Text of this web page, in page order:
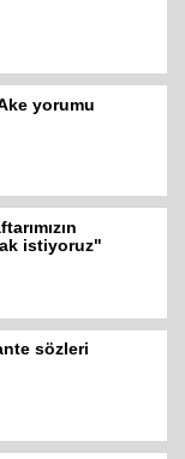
yorumu
istiyoruz"
sözleri